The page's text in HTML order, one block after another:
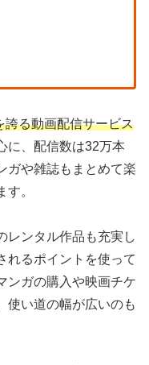
誇る動画配信サービス
に、配信数は32万本
ガや雑誌もまとめて楽
。
レンタル作品も充実し
れるポイントを使って
ンガの購入や映画チケ
使い道の幅が広いのも